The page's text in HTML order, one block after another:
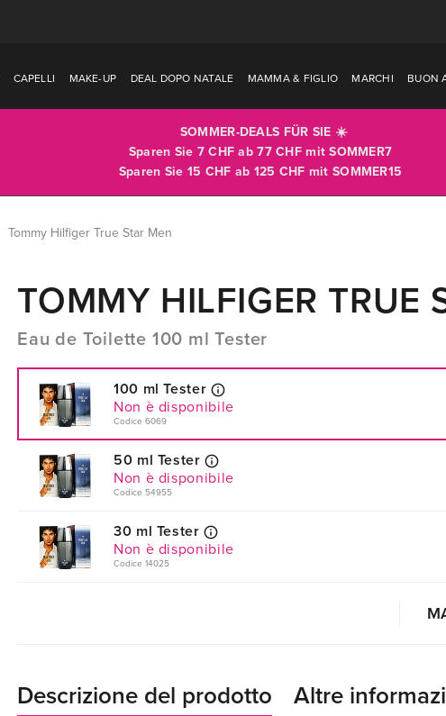
CAPELLI MAKE-UP DEAL DOPO NATALE MAMMA & FIGLIO MARCHI BUON
SOMMER-DEALS FÜR SIE ☀️
Sparen Sie 7 CHF ab 77 CHF mitSOMMER7
Sparen Sie 15 CHF ab 125 CHF mit SOMMER15
Tommy Hilfiger True Star Men
TOMMY HILFIGER TRUE
Eau de Toilette 100 ml Tester
100 ml Tester
Non è disponibile
Codice 6069
50 ml Tester
Non è disponibile
Codice 54955
30 ml Tester
Non è disponibile
Codice 14025
Descrizione del prodotto Altre